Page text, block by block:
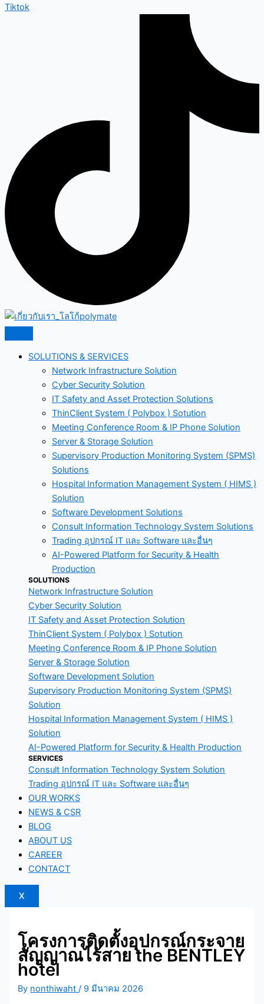
Tiktok
SOLUTIONS & SERVICES
Network Infrastructure Solution
Cyber Security Solution
IT Safety and Asset Protection Solutions
ThinClient System ( Polybox ) Sotution
Meeting Conference Room & IP Phone Solution
Server & Storage Solution
Supervisory Production Monitoring System (SPMS)
Solutions
Hospital Information Management System ( HIMS )
Solution
Software Development Solutions
Consult Information Technology System Solutions
Trading อุปกรณ์ IT และ Software และอื่นๆ
AI-Powered Platform for Security & Health
Production
SOLUTIONS
Network Infrastructure Solution
Cyber Security Solution
IT Safety and Asset Protection Solution
ThinClient System ( Polybox ) Sotution
Meeting Conference Room & IP Phone Solution
Server & Storage Solution
Software Development Solution
Supervisory Production Monitoring System (SPMS)
Solution
Hospital Information Management System ( HIMS )
Solution
AI-Powered Platform for Security & Health Production
SERVICES
Consult Information Technology System Solution
Trading อุปกรณ์ IT และ Software และอื่นๆ
OUR WORKS
NEWS & CSR
BLOG
ABOUT US
CAREER
CONTACT
X
โครงการติดตั้งอุปกรณ์กระจาย
สัญญาณไร้สาย the BENTLEY
hotel
By nonthiwaht/ 9 มีนาคม 2026